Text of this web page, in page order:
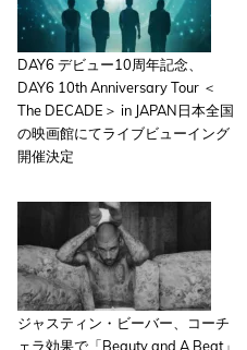
DAY6 デビュー10周年記念、
DAY6 10th Anniversary Tour ＜
The DECADE＞ in JAPAN日本全国
の映画館にてライブビューイング
開催決定
ジャスティン・ビーバー、コーチ
ェラ効果で「Beauty and A Beat」